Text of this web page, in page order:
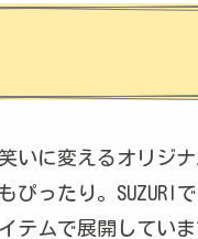
に変えるオリジナ
ったり。SUZURI
テムで展開してい